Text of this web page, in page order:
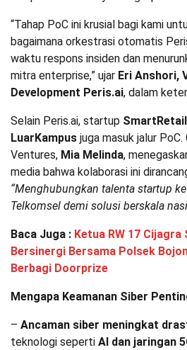
“Tahap PoC ini krusial bagi kami
bagaimana orkestrasi otomatis
waktu respons insiden dan
mitra enterprise,” ujar Eri Anshori,
Development Peris.ai, dalam
Selain Peris.ai, startup
LuarKampus juga masuk jalur PoC.
Ventures, Mia Melinda,
media bahwa kolaborasi ini
“Menghubungkan talenta startup
Telkomsel demi solusi berskala
Baca Juga : Ketua RW 17
Bersinergi Bersama Polsek
Berbagi Doorprize
Mengapa Keamanan Siber
– Ancaman siber meningkat
teknologi seperti AI dan jaringan